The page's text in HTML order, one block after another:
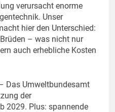
verursacht enorme
Unser
hier den Unterschied:
– was nicht nur
auch erhebliche Kosten
Das Umweltbundesamt
der
2029. Plus: spannende